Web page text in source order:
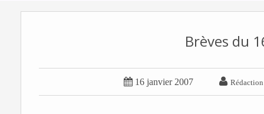
Brèves du
 16 janvier 2007 